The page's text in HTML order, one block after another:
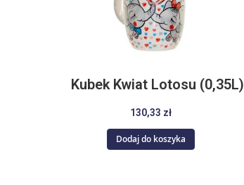
Kubek Kwiat Lotosu (0,35L)
130,33 zł
Dodaj do koszyka